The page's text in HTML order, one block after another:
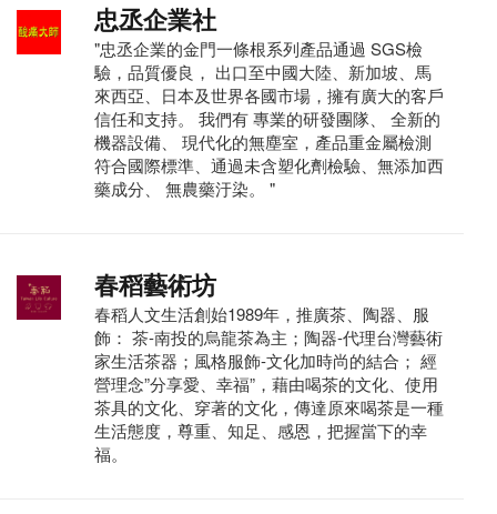
忠丞企業社
"忠丞企業的金門一條根系列產品通過 SGS檢
驗，品質優良， 出口至中國大陸、新加坡、馬
來西亞、日本及世界各國市場，擁有廣大的客戶
信任和支持。 我們有 專業的研發團隊、 全新的
機器設備、 現代化的無塵室，產品重金屬檢測
符合國際標準、通過未含塑化劑檢驗、無添加西
藥成分、 無農藥汙染。 "
春稻藝術坊
春稻人文生活創始1989年，推廣茶、陶器、服
飾： 茶-南投的烏龍茶為主；陶器-代理台灣藝術
家生活茶器；風格服飾-文化加時尚的結合； 經
營理念”分享愛、幸福”，藉由喝茶的文化、使用
茶具的文化、穿著的文化，傳達原來喝茶是一種
生活態度，尊重、知足、感恩，把握當下的幸
福。